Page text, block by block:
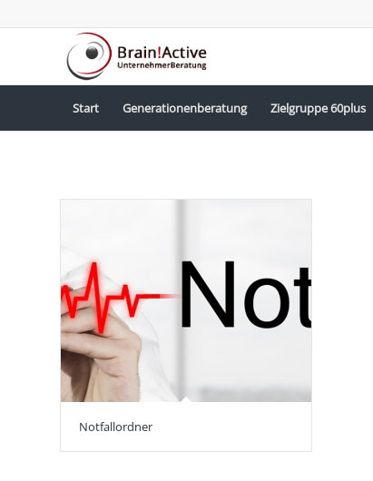
Start Generationenberatung Zielgruppe 60plus
Notfallordner